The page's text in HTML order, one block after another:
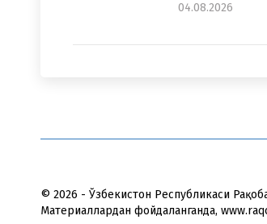
04.08.2026
© 2026 - Ўзбекистон Республикаси
Материаллардан фойдаланганда,